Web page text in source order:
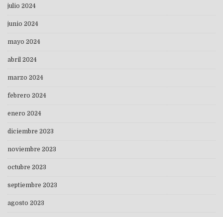
julio 2024
junio 2024
mayo 2024
abril 2024
marzo 2024
febrero 2024
enero 2024
diciembre 2023
noviembre 2023
octubre 2023
septiembre 2023
agosto 2023